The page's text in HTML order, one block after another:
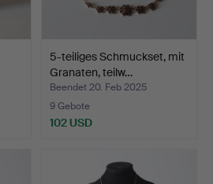
5-teiliges Schmuckset, mit
Granaten, teilw…
Beendet 20. Feb 2025
9 Gebote
102 USD